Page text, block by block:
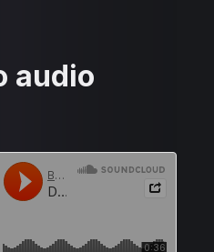
audio